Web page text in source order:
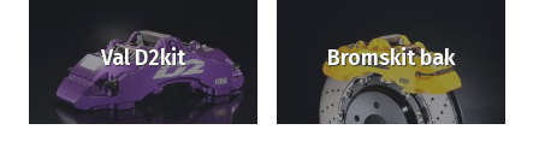
Val D2kit Bromskit bak